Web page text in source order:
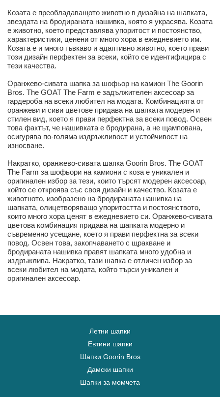
Козата е преобладаващото животно в дизайна на шапката,
звездата на бродираната нашивка, която я украсява. Козата
е животно, което представлява упоритост и постоянство,
характеристики, ценени от много хора в ежедневието им.
Козата е и много гъвкаво и адаптивно животно, което прави
този дизайн перфектен за всеки, който се идентифицира с
тези качества.
Оранжево-сивата шапка за шофьор на камион The Goorin
Bros. The GOAT The Farm е задължителен аксесоар за
гардероба на всеки любител на модата. Комбинацията от
оранжеви и сиви цветове придава на шапката модерен и
стилен вид, което я прави перфектна за всеки повод. Освен
това фактът, че нашивката е бродирана, а не щампована,
осигурява по-голяма издръжливост и устойчивост на
износване.
Накратко, оранжево-сивата шапка Goorin Bros. The GOAT
The Farm за шофьори на камиони с коза е уникален и
оригинален избор за тези, които търсят модерен аксесоар,
който се откроява със своя дизайн и качество. Козата е
животното, изобразено на бродираната нашивка на
шапката, олицетворяващо упоритостта и постоянството,
които много хора ценят в ежедневието си. Оранжево-сивата
цветова комбинация придава на шапката модерно и
съвременно усещане, което я прави перфектна за всеки
повод. Освен това, закопчаването с щракване и
бродираната нашивка правят шапката много удобна и
издръжлива. Накратко, тази шапка е отличен избор за
всеки любител на модата, който търси уникален и
оригинален аксесоар.
Летни шапки
Евтини шапки
Шапки Goorin Bros
Дамски шапки
Шапки за момчета